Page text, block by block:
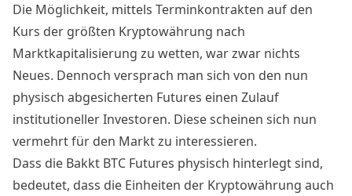
Die Möglichkeit, mittels Terminkontrakten auf den
Kurs der größten Kryptowährung nach
Marktkapitalisierung zu wetten, war zwar nichts
Neues. Dennoch versprach man sich von den nun
physisch abgesicherten Futures einen Zulauf
institutioneller Investoren. Diese scheinen sich nun
vermehrt für den Markt zu interessieren.
Dass die Bakkt BTC Futures physisch hinterlegt sind,
bedeutet, dass die Einheiten der Kryptowährung auch